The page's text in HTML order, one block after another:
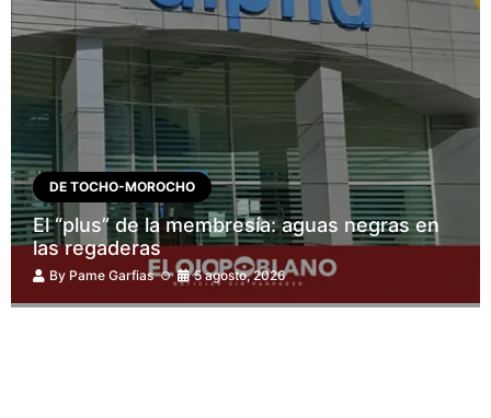
DE TOCHO-MOROCHO
El “plus” de la membresía: aguas negras en
las regaderas
By Pame Garfias 5 agosto, 2026